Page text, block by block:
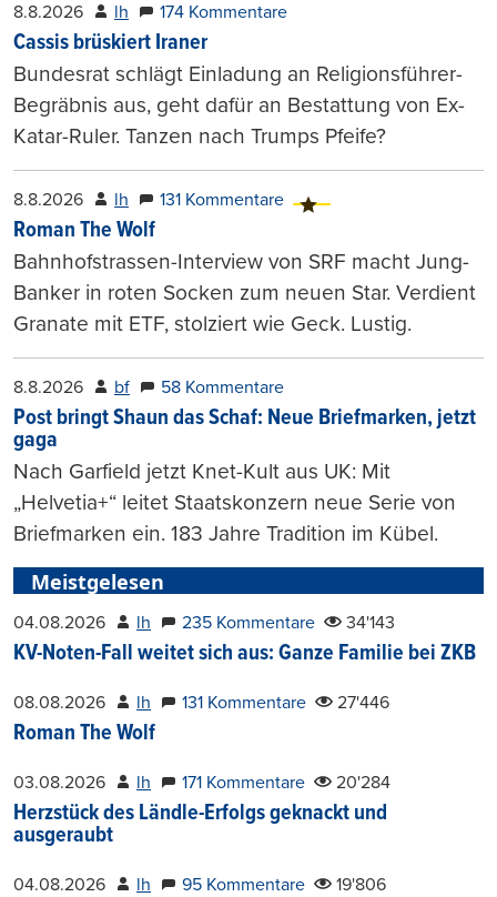
8.8.2026 lh 174 Kommentare
Cassis brüskiert Iraner
Bundesrat schlägt Einladung an Religionsführer-
Begräbnis aus, geht dafür an Bestattung von Ex-
Katar-Ruler. Tanzen nach Trumps Pfeife?
8.8.2026 lh 131 Kommentare
Roman The Wolf
Bahnhofstrassen-Interview von SRF macht Jung-
Banker in roten Socken zum neuen Star. Verdient
Granate mit ETF, stolziert wie Geck. Lustig.
8.8.2026 bf 58 Kommentare
Post bringt Shaun das Schaf: Neue Briefmarken, jetzt
gaga
Nach Garfield jetzt Knet-Kult aus UK: Mit
„Helvetia+“ leitet Staatskonzern neue Serie von
Briefmarken ein. 183 Jahre Tradition im Kübel.
Meistgelesen
04.08.2026 lh 235 Kommentare 34'143
KV-Noten-Fall weitet sich aus: Ganze Familie bei ZKB
08.08.2026 lh 131 Kommentare 27'446
Roman The Wolf
03.08.2026 lh 171 Kommentare 20'284
Herzstück des Ländle-Erfolgs geknackt und
ausgeraubt
04.08.2026 lh 95 Kommentare 19'806